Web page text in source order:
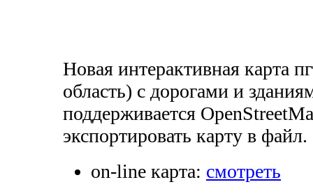
Новая интерактивная карта
область) с дорогами и
поддерживается
экспортировать карту в файл.
on-line карта: смотреть